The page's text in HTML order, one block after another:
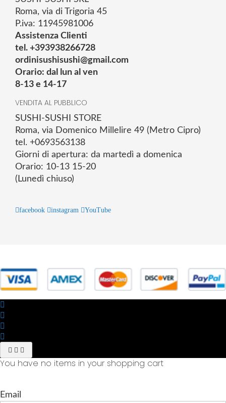
Roma, via di Trigoria 45
P.iva: 11945981006
Assistenza Clienti
tel. +393938266728
ordinisushisushi@gmail.com
Orario: dal lun al ven
8-13 e 14-17
VENDITA AL PUBBLICO
SUSHI-SUSHI STORE
Roma, via Domenico Millelire 49 (Metro Cipro)
tel. +0693563138
Giorni di apertura: da martedì a domenica
Orario: 10-13 15-20
(Lunedì chiuso)
facebook instagram YouTube
You have no items in your shopping cart
Email